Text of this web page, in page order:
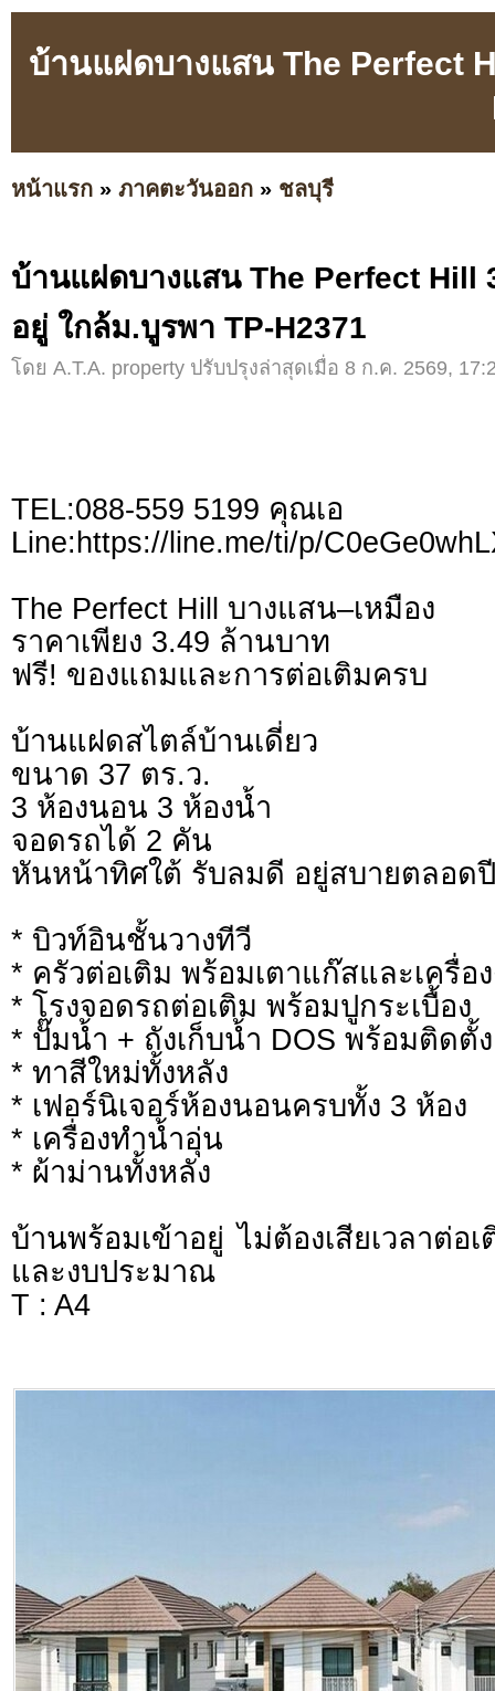
บ้านแฝดบางแสน The Perfect
หน้าแรก » ภาคตะวันออก » ชลบุรี
บ้านแฝดบางแสน The Perfect Hill
อยู่ ใกล้ม.บูรพา TP-H2371
โดย A.T.A. property ปรับปรุงล่าสุดเมื่อ 8 ก.ค. 2569,
TEL:088-559 5199 คุณเอ
Line:https://line.me/ti/p/
The Perfect Hill บางแสน–เหมือง
ราคาเพียง 3.49 ล้านบาท
ฟรี! ของแถมและการต่อเติมครบ
บ้านแฝดสไตล์บ้านเดี่ยว
ขนาด 37 ตร.ว.
3 ห้องนอน 3 ห้องน้ำ
จอดรถได้ 2 คัน
หันหน้าทิศใต้ รับลมดี อยู่สบายตลอดปี
* บิวท์อินชั้นวางทีวี
* ครัวต่อเติม พร้อมเตาแก๊สและเครื่อ
* โรงจอดรถต่อเติม พร้อมปูกระเบื้อง
* ปั๊มน้ำ + ถังเก็บน้ำ DOS พร้อมติดตั้ง
* ทาสีใหม่ทั้งหลัง
* เฟอร์นิเจอร์ห้องนอนครบทั้ง 3 ห้อง
* เครื่องทำน้ำอุ่น
* ผ้าม่านทั้งหลัง
บ้านพร้อมเข้าอยู่ ไม่ต้องเสียเวลาต่อ
และงบประมาณ
T : A4